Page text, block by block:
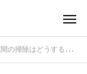
る？埃を溜めない便利なアイテム